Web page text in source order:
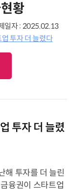
황
일자 : 2025.02.13
투자 더 늘렸다
투자 더 늘렸
해 투자를 더 늘린
융권이 스타트업